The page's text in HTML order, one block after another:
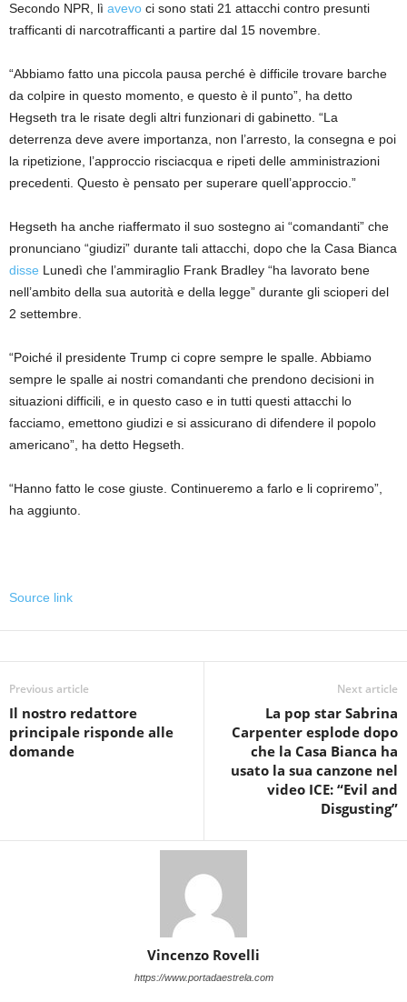
Secondo NPR, lì avevo ci sono stati 21 attacchi contro presunti
trafficanti di narcotrafficanti a partire dal 15 novembre.
“Abbiamo fatto una piccola pausa perché è difficile trovare barche
da colpire in questo momento, e questo è il punto”, ha detto
Hegseth tra le risate degli altri funzionari di gabinetto. “La
deterrenza deve avere importanza, non l’arresto, la consegna e poi
la ripetizione, l’approccio risciacqua e ripeti delle amministrazioni
precedenti. Questo è pensato per superare quell’approccio.”
Hegseth ha anche riaffermato il suo sostegno ai “comandanti” che
pronunciano “giudizi” durante tali attacchi, dopo che la Casa Bianca
disse Lunedì che l’ammiraglio Frank Bradley “ha lavorato bene
nell’ambito della sua autorità e della legge” durante gli scioperi del
2 settembre.
“Poiché il presidente Trump ci copre sempre le spalle. Abbiamo
sempre le spalle ai nostri comandanti che prendono decisioni in
situazioni difficili, e in questo caso e in tutti questi attacchi lo
facciamo, emettono giudizi e si assicurano di difendere il popolo
americano”, ha detto Hegseth.
“Hanno fatto le cose giuste. Continueremo a farlo e li copriremo”,
ha aggiunto.
Source link
Previous article
Il nostro redattore
principale risponde alle
domande
Next article
La pop star Sabrina
Carpenter esplode dopo
che la Casa Bianca ha
usato la sua canzone nel
video ICE: “Evil and
Disgusting”
Vincenzo Rovelli
https://www.portadaestrela.com